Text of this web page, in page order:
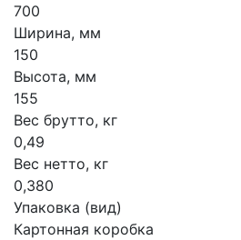
700
Ширина, мм
150
Высота, мм
155
Вес брутто, кг
0,49
Вес нетто, кг
0,380
Упаковка (вид)
Картонная коробка